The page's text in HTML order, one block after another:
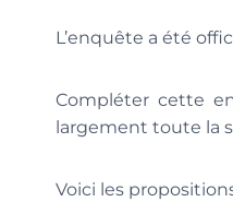
L’enquête a été
Compléter cette
largement toute la
Voici les